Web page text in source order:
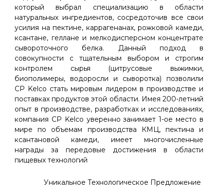
который выбрал специализацию в области
натуральных ингредиентов, сосредоточив все свои
усилия на пектине, каррагенанах, рожковой камеди,
ксантане, геллане и мелкодисперсном концентрате
сывороточного белка. Данный подход в
совокупности с тщательным выбором и строгим
контролем сырья (цитрусовые выжимки,
биополимеры, водоросли и сыворотка) позволили
CP Kelco стать мировым лидером в производстве и
поставках продуктов этой области. Имея 200-летний
опыт в производстве, разработках и исследованиях,
компания CP Kelco уверенно занимает 1-ое место в
мире по объемам производства КМЦ, пектина и
ксантановой камеди, имеет многочисленные
награды за передовые достижения в области
пищевых технологий
Уникальное Технологическое Предложение